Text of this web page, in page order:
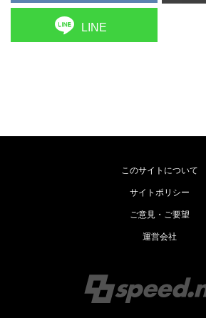
LINE
このサイトについて
サイトポリシー
ご意見・ご要望
運営会社